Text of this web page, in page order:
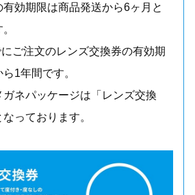
有効期限は商品発送から6ヶ月と
ご注文のレンズ交換券の有効期
1年間です。
ネパッケージは「レンズ交換
っております。